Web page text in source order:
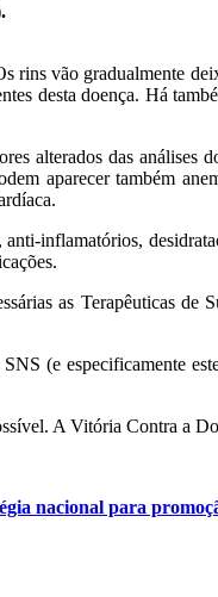
vão gradualmente
desta doença. Há
alterados das análises
aparecer também
inflamatórios,
as Terapêuticas
(e especificamente
A Vitória Contra a
nacional para